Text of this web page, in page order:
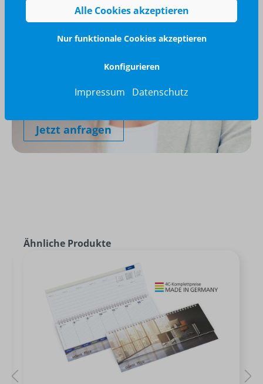
Wir glänzen für Sie
040 / 570 18 25 70
Jetzt anfragen
Ähnliche Produkte
Alle Cookies akzeptieren
Nur funktionale Cookies akzeptieren
Konfigurieren
Impressum Datenschutz